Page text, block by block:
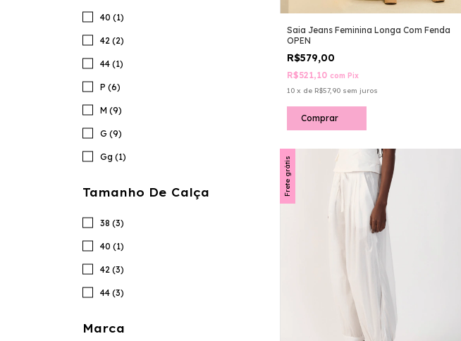
40 (1)
42 (2)
44 (1)
P (6)
M (9)
G (9)
Gg (1)
Tamanho De Calça
38 (3)
40 (1)
42 (3)
44 (3)
Marca
Saia Jeans Feminina Longa Com Fenda
OPEN
R$579,00
R$521,10 com Pix
10 x de R$57,90 sem juros
Comprar
Frete grátis